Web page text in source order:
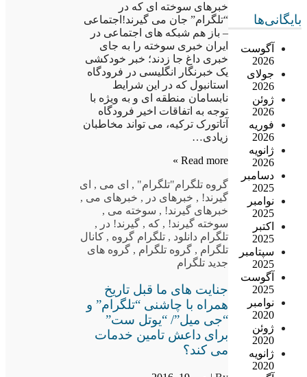
بایگانی‌ها
آگوست
2026
جولای
2026
ژوئن
2026
فوریه
2026
ژانویه
2026
دسامبر
2025
نوامبر
2025
اکتبر
2025
سپتامبر
2025
آگوست
2025
نوامبر
2020
ژوئن
2020
ژانویه
2020
خبرهای سوخته ای که در
“تلگرام” جان می گیرند!اجتماعی
– باز هم شبکه های اجتماعی در
ایران خبری سوخته را به جای
خبری داغ جا زدند؛ خبر خودکشی
یک خبرنگار انگلیسی در فرودگاه
استانبول که در این شرایط
نابسامان منطقه ای و به ویژه با
توجه به اتفاقات اخیر فرودگاه
آتاتورک ترکیه، می تواند مخاطبان
زیادی…
Read more »
گروه تلگرام"تلگرام" , ای می , ای
گیرند! , خبرهای در , خبرهای می ,
خبرهای گیرند! , سوخته می ,
سوخته گیرند! , که , گیرند! در ,
تلگرام دانلود , تلگرام گروه , کانال
تلگرام , گروه تلگرام , گروه های
جدید تلگرام
جنایت های ما قبل تاریخ
همراه با چاشنی “تلگرام” و
“جی میل”/ “یوتل ست”
برای داعش تامین خدمات
می کند؟